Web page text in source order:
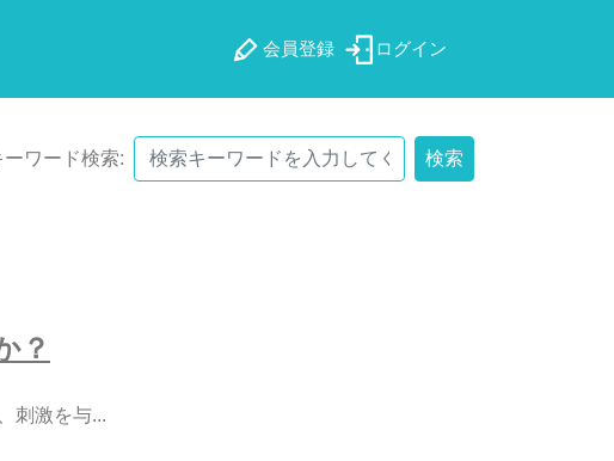
会員登録 ログイン
ーワード検索: 検索
？
刺激を与...